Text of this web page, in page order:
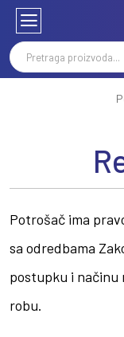
Potrošač ima
sa odredbama
postupku i načinu
robu.